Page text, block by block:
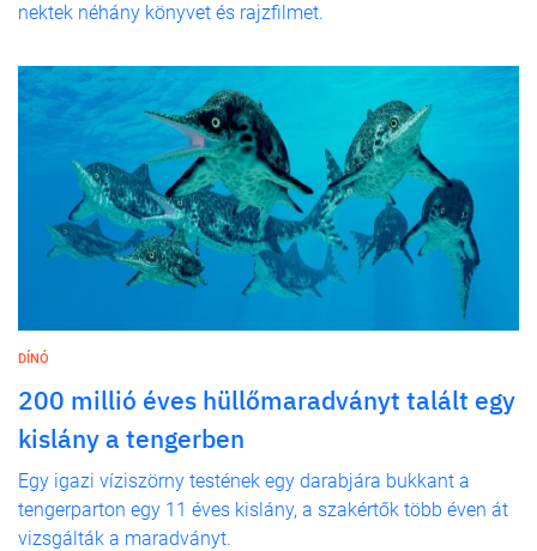
nektek néhány könyvet és rajzfilmet.
DÍNÓ
200 millió éves hüllőmaradványt talált egy
kislány a tengerben
Egy igazi víziszörny testének egy darabjára bukkant a
tengerparton egy 11 éves kislány, a szakértők több éven át
vizsgálták a maradványt.